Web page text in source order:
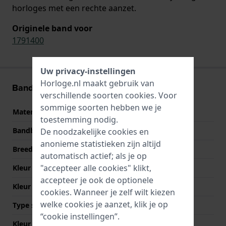
horloges met een rechte aanzet.
Originele band voor
1791400
Band informatie
Materiaal Band
Leer
Bandbreedte
22 mm
Breedte bandaanzet
22 mm
Kleur Band
Bruin
Kleur stiksel
Bruin
Type sluiting
Gesp
Kleur sluiting
Uw privacy-instellingen
Horloge.nl maakt gebruik van
verschillende soorten cookies. Voor
sommige soorten hebben we je
toestemming nodig.
De noodzakelijke cookies en
anonieme statistieken zijn altijd
automatisch actief; als je op
"accepteer alle cookies" klikt,
accepteer je ook de optionele
cookies. Wanneer je zelf wilt kiezen
welke cookies je aanzet, klik je op
“cookie instellingen”.